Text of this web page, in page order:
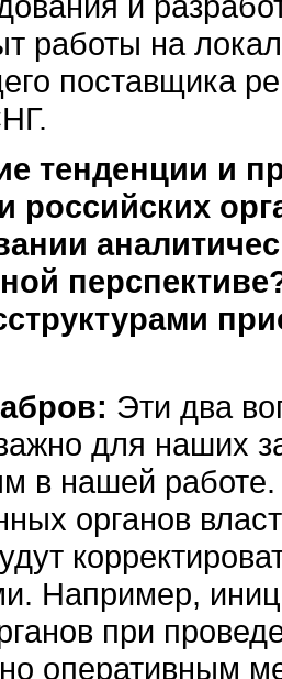
работы на
поставщика
тенденции и
российских
Эти два
для наших
в нашей
органов
Например,
при
оперативным